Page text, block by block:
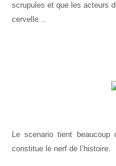
scrupules et que les acteurs
cervelle…
Le scenario tient
constitue le nerf de l’histoire.